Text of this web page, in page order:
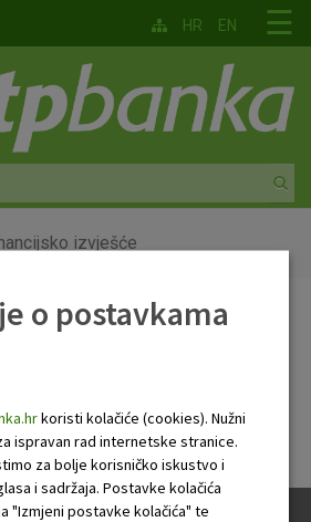
☰
HR EN
izvješće
financijsko
izvješće.pdf
o postavkama
koristi kolačiće (cookies). Nužni
ispravan rad internetske stranice.
za bolje korisničko iskustvo i
i sadržaja. Postavke kolačića
"Izmjeni postavke kolačića" te